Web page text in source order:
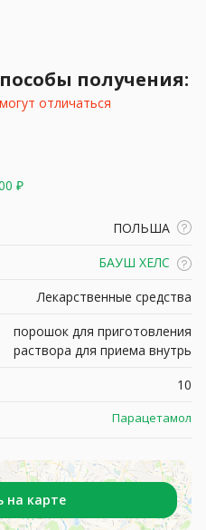
получения:
отличаться
₽
ПОЛЬША
БАУШ ХЕЛС
Лекарственные средства
порошок для приготовления
раствора для приема внутрь
10
Парацетамол
на карте